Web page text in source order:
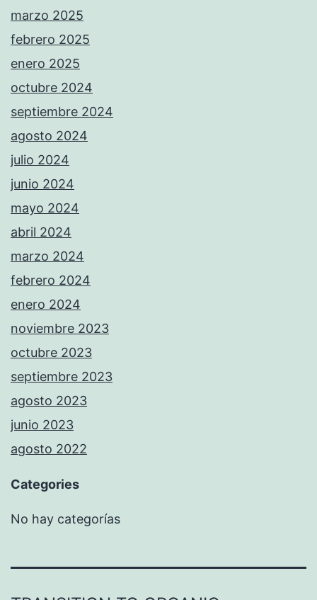
marzo 2025
febrero 2025
enero 2025
octubre 2024
septiembre 2024
agosto 2024
julio 2024
junio 2024
mayo 2024
abril 2024
marzo 2024
febrero 2024
enero 2024
noviembre 2023
octubre 2023
septiembre 2023
agosto 2023
junio 2023
agosto 2022
Categories
No hay categorías